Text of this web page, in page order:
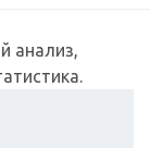
анализ,